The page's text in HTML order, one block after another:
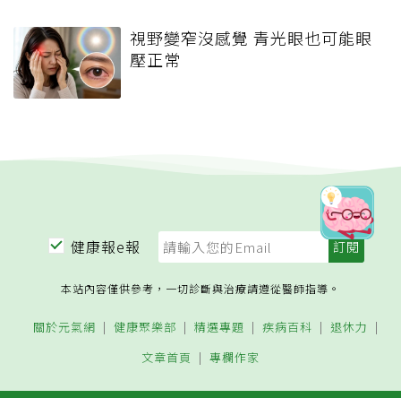
視野變窄沒感覺 青光眼也可能眼
壓正常
健康報e報
本站內容僅供參考，一切診斷與治療請遵從醫師指導。
關於元氣網 健康聚樂部 精選專題 疾病百科
退休力
文章首頁
專欄作家